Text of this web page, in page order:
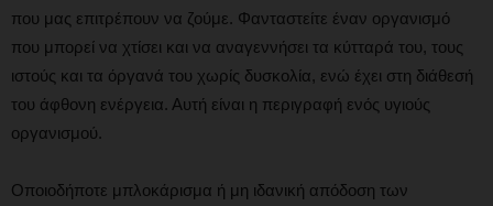
που μας επιτρέπουν να ζούμε. Φανταστείτε έναν οργανισμό
που μπορεί να χτίσει και να αναγεννήσει τα κύτταρά του, τους
ιστούς και τα όργανά του χωρίς δυσκολία, ενώ έχει στη διάθεσή
του άφθονη ενέργεια. Αυτή είναι η περιγραφή ενός υγιούς
οργανισμού.
Οποιοδήποτε μπλοκάρισμα ή μη ιδανική απόδοση των